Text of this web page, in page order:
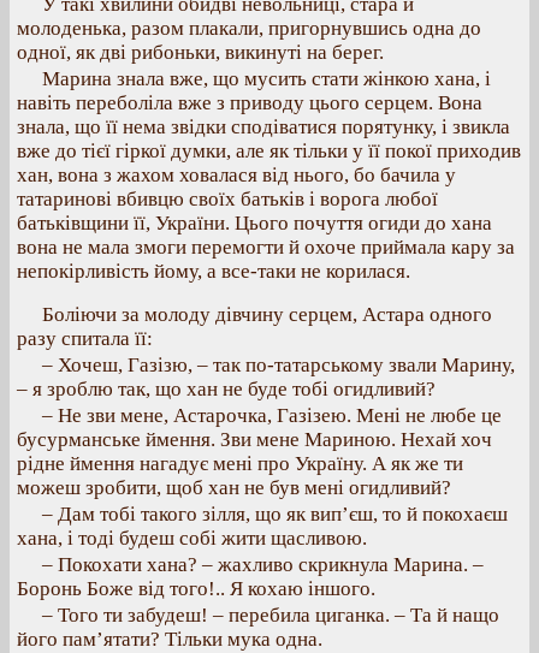
молоденька, разом плакали, пригорнувшись одна до
одної, як дві рибоньки, викинуті на берег.
Марина знала вже, що мусить стати жінкою хана, і
навіть переболіла вже з приводу цього серцем. Вона
знала, що її нема звідки сподіватися порятунку, і звикла
вже до тієї гіркої думки, але як тільки у її покої приходив
хан, вона з жахом ховалася від нього, бо бачила у
татаринові вбивцю своїх батьків і ворога любої
батьківщини її, України. Цього почуття огиди до хана
вона не мала змоги перемогти й охоче приймала кару за
непокірливість йому, а все-таки не корилася.
Боліючи за молоду дівчину серцем, Астара одного
разу спитала її:
– Хочеш, Газізю, – так по-татарському звали Марину,
– я зроблю так, що хан не буде тобі огидливий?
– Не зви мене, Астарочка, Газізею. Мені не любе це
бусурманське ймення. Зви мене Мариною. Нехай хоч
рідне ймення нагадує мені про Україну. А як же ти
можеш зробити, щоб хан не був мені огидливий?
– Дам тобі такого зілля, що як вип’єш, то й покохаєш
хана, і тоді будеш собі жити щасливою.
– Покохати хана? – жахливо скрикнула Марина. –
Боронь Боже від того!.. Я кохаю іншого.
– Того ти забудеш! – перебила циганка. – Та й нащо
його пам’ятати? Тільки мука одна.